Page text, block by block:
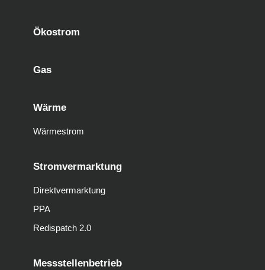
Ökostrom
Gas
Wärme
Wärmestrom
Stromvermarktung
Direktvermarktung
PPA
Redispatch 2.0
Messstellenbetrieb